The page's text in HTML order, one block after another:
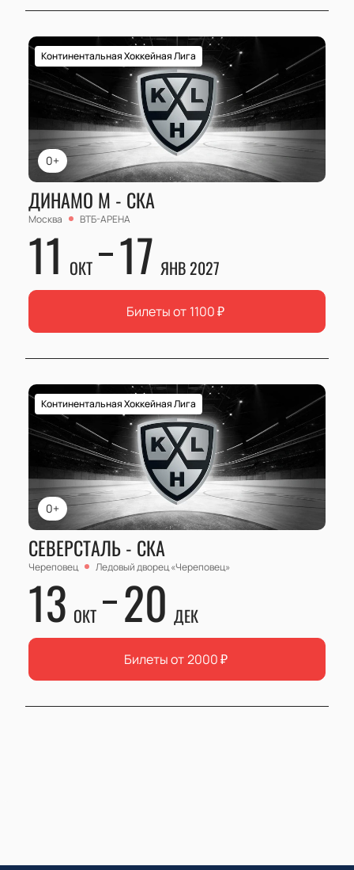
0+
Континентальная Хоккейная Лига
ДИНАМО М - СКА
Москва ВТБ-АРЕНА
11 ОКТ 17 ЯНВ 2027
Билеты от 1100₽
0+
Континентальная Хоккейная Лига
СЕВЕРСТАЛЬ - СКА
Череповец Ледовый дворец «Череповец»
13 ОКТ 20 ДЕК
Билеты от 2000₽